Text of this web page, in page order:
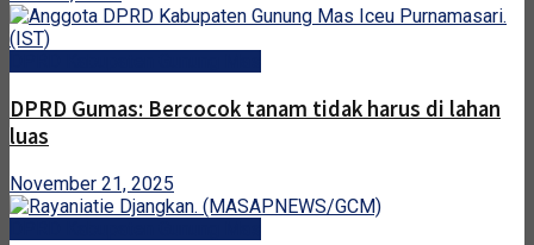
DPRD Gumas: Bercocok tanam tidak harus di lahan
luas
November 21, 2025